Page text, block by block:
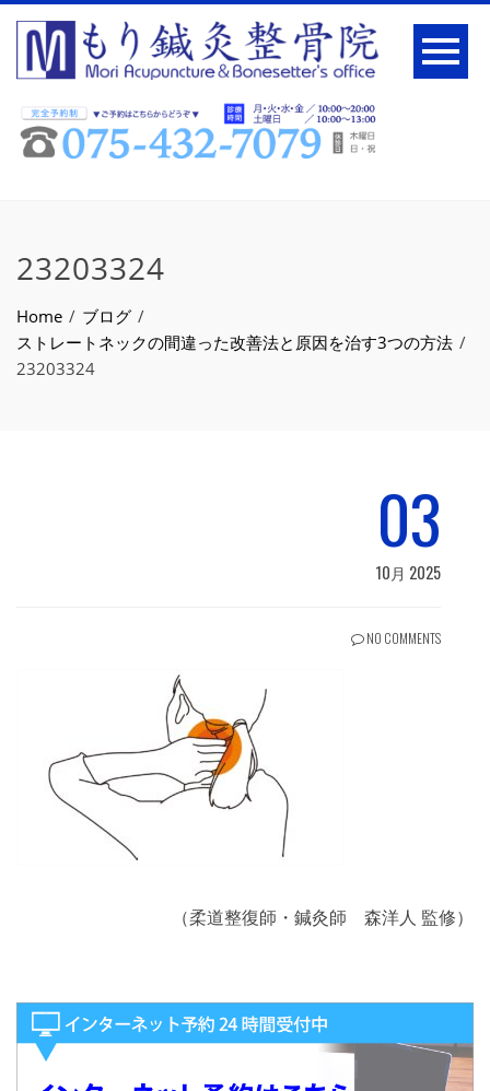
23203324
Home
ブログ
ストレートネックの間違った改善法と原因を治す3つの方法
23203324
03
10月 2025
NO COMMENTS
（柔道整復師・鍼灸師 森洋人 監修）